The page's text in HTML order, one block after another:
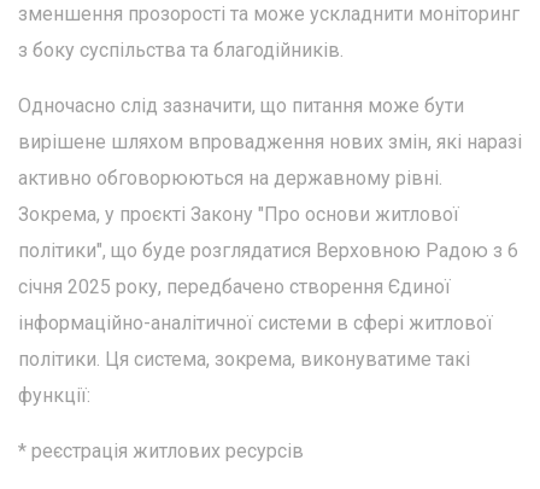
зменшення прозорості та може ускладнити моніторинг
з боку суспільства та благодійників.
Одночасно слід зазначити, що питання може бути
вирішене шляхом впровадження нових змін, які наразі
активно обговорюються на державному рівні.
Зокрема, у проєкті Закону "Про основи житлової
політики", що буде розглядатися Верховною Радою з 6
січня 2025 року, передбачено створення Єдиної
інформаційно-аналітичної системи в сфері житлової
політики. Ця система, зокрема, виконуватиме такі
функції:
* реєстрація житлових ресурсів